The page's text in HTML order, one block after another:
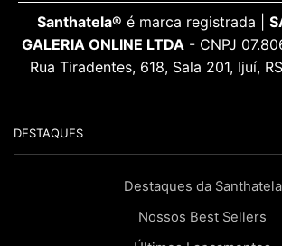
Santhatela® é marca registrada |
GALERIA ONLINE LTDA - CNPJ
Rua Tiradentes, 618, Sala 201, Ijuí,
DESTAQUES
Destaques da Santhatela
Nossos Best Sellers